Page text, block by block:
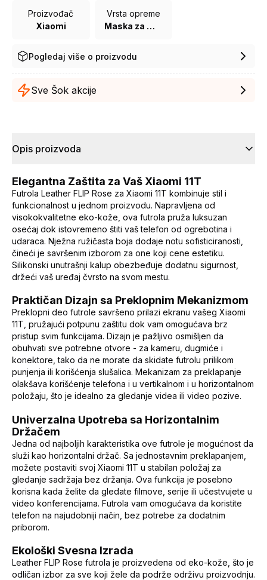
Proizvođač
Xiaomi
Vrsta opreme
Maska za mobilni telefon
Pogledaj više o proizvodu
Sve Šok akcije
Opis proizvoda
Elegantna Zaštita za Vaš Xiaomi 11T
Futrola Leather FLIP Rose za Xiaomi 11T kombinuje stil i
funkcionalnost u jednom proizvodu. Napravljena od
visokokvalitetne eko-kože, ova futrola pruža luksuzan
osećaj dok istovremeno štiti vaš telefon od ogrebotina i
udaraca. Nježna ružičasta boja dodaje notu sofisticiranosti,
čineći je savršenim izborom za one koji cene estetiku.
Silikonski unutrašnji kalup obezbeđuje dodatnu sigurnost,
držeći vaš uređaj čvrsto na svom mestu.
Praktičan Dizajn sa Preklopnim Mekanizmom
Preklopni deo futrole savršeno prilazi ekranu vašeg Xiaomi
11T, pružajući potpunu zaštitu dok vam omogućava brz
pristup svim funkcijama. Dizajn je pažljivo osmišljen da
obuhvati sve potrebne otvore - za kameru, dugmiće i
konektore, tako da ne morate da skidate futrolu prilikom
punjenja ili korišćenja slušalica. Mekanizam za preklapanje
olakšava korišćenje telefona i u vertikalnom i u horizontalnom
položaju, što je idealno za gledanje videa ili video pozive.
Univerzalna Upotreba sa Horizontalnim
Držačem
Jedna od najboljih karakteristika ove futrole je mogućnost da
služi kao horizontalni držač. Sa jednostavnim preklapanjem,
možete postaviti svoj Xiaomi 11T u stabilan položaj za
gledanje sadržaja bez držanja. Ova funkcija je posebno
korisna kada želite da gledate filmove, serije ili učestvujete u
video konferencijama. Futrola vam omogućava da koristite
telefon na najudobniji način, bez potrebe za dodatnim
priborom.
Ekološki Svesna Izrada
Leather FLIP Rose futrola je proizvedena od eko-kože, što je
odličan izbor za sve koji žele da podrže održivu proizvodnju.